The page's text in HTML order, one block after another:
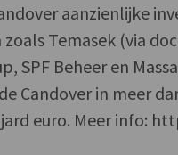
aanzienlijke
Temasek (via
SPF Beheer en
Candover in meer
euro. Meer info: